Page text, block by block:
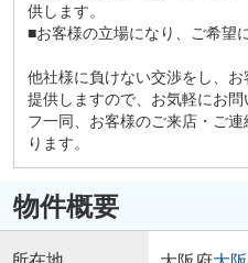
供します。
■お客様の立場になり、ご希望
他社様に負けない交渉をし、
提供しますので、お気軽にお
フ一同、お客様のご来店・ご
ります。
物件概要